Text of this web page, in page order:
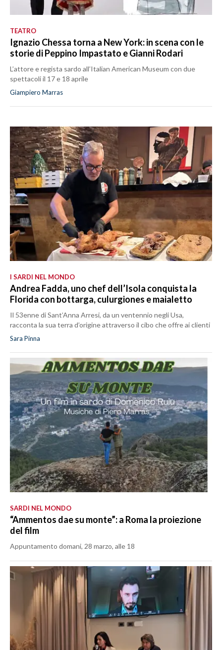
TEATRO
Ignazio Chessa torna a New York: in scena con le
storie di Peppino Impastato e Gianni Rodari
L’attore e regista sardo all’Italian American Museum con due
spettacoli il 17 e 18 aprile
Giampiero Marras
I SARDI NEL MONDO
Andrea Fadda, uno chef dell’Isola conquista la
Florida con bottarga, culurgiones e maialetto
Il 53enne di Sant’Anna Arresi, da un ventennio negli Usa,
racconta la sua terra d’origine attraverso il cibo che offre ai clienti
Sara Pinna
SARDI NEL MONDO
“Ammentos dae su monte”: a Roma la proiezione
del film
Appuntamento domani, 28 marzo, alle 18